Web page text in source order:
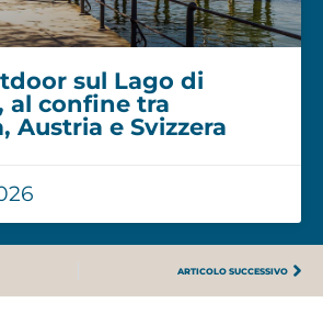
sul Lago di
al confine tra
Austria e Svizzera
ARTICOLO SUCCESSIVO